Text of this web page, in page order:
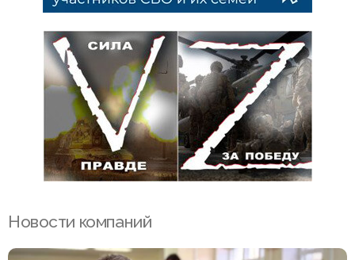
Новости компаний